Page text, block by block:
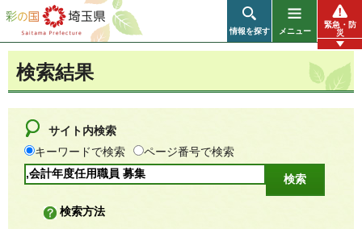
彩の国 埼玉県
情報を探す メニュー
緊急・防
災
検索結果
サイト内検索
キーワードで検索
ページ番号で検索
検索方法